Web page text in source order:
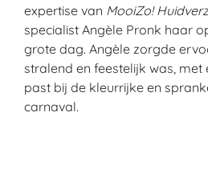
expertise van MooiZo!
specialist Angèle Pronk haar
grote dag. Angèle zorgde
stralend en feestelijk was,
past bij de kleurrijke en
carnaval.